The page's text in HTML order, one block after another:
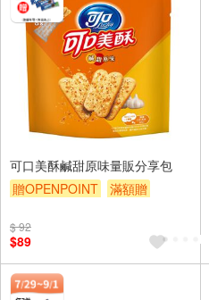
可口美酥鹹甜原味量販分享包
贈OPENPOINT
滿額贈
$ 92
$89